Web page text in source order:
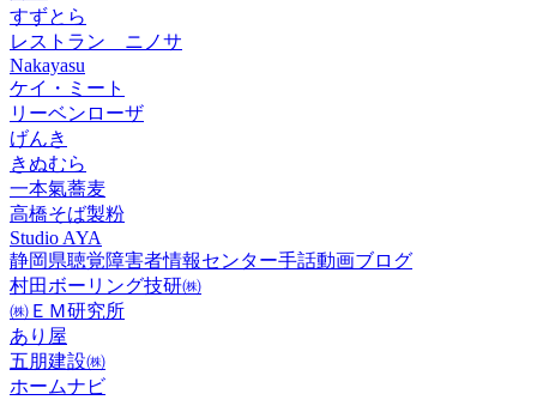
すずとら
レストラン ニノサ
Nakayasu
ケイ・ミート
リーベンローザ
げんき
きぬむら
一本氣蕎麦
高橋そば製粉
Studio AYA
静岡県聴覚障害者情報センター手話動画ブログ
村田ボーリング技研㈱
㈱ＥＭ研究所
あり屋
五朋建設㈱
ホームナビ